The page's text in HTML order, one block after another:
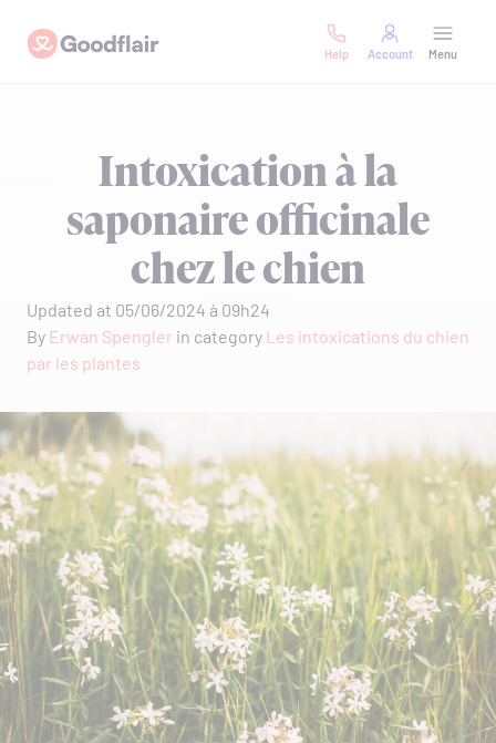
content
Goodflair
Help Account Menu
Intoxication à la
saponaire officinale
chez le chien
Updated at 05/06/2024 à 09h24
By Erwan Spengler in category Les intoxications du chien
par les plantes